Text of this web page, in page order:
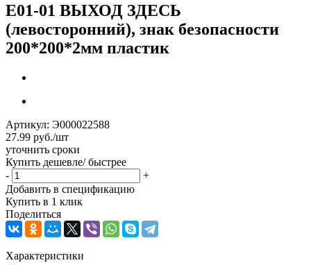
Е01-01 ВЫХОД ЗДЕСЬ
(левосторонний), знак безопасности
200*200*2мм пластик
Артикул: Э000022588
27.99 руб./шт
уточнить сроки
Купить дешевле/ быстрее
-
+
Добавить в спецификацию
Купить в 1 клик
Поделиться
Характеристики